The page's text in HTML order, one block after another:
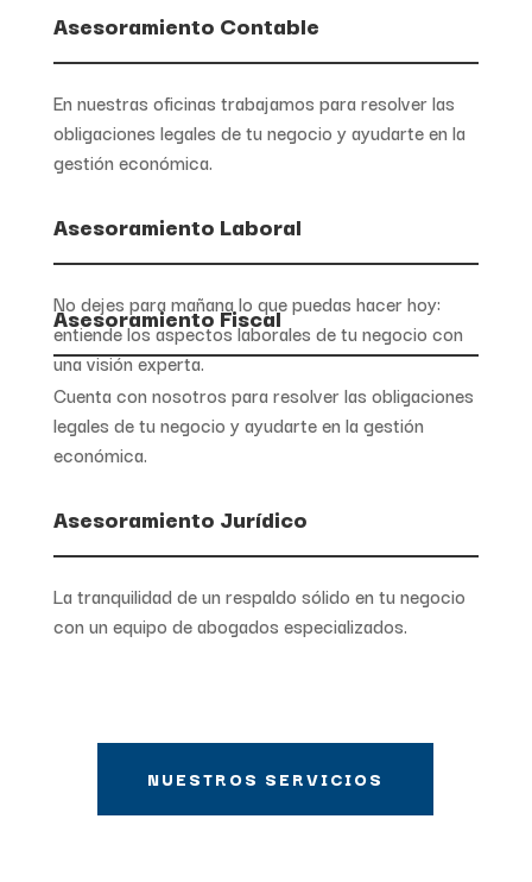
Asesoramiento Contable
En nuestras oficinas trabajamos para resolver las
obligaciones legales de tu negocio y ayudarte en la
gestión económica.
Asesoramiento Laboral
No dejes para mañana lo que puedas hacer hoy:
entiende los aspectos laborales de tu negocio con
una visión experta.
Asesoramiento Fiscal
Cuenta con nosotros para resolver las obligaciones
legales de tu negocio y ayudarte en la gestión
económica.
Asesoramiento Jurídico
La tranquilidad de un respaldo sólido en tu negocio
con un equipo de abogados especializados.
NUESTROS SERVICIOS